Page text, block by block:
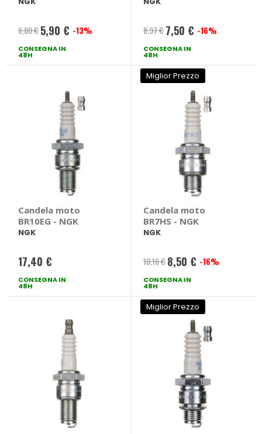
6,80 € Prezzo
speciale
5,90 € -13%
CONSEGNA IN
48H
8,97 € Prezzo
speciale
7,50 € -16%
CONSEGNA IN
48H
Candela moto
BR10EG - NGK
NGK
17,40 €
CONSEGNA IN
48H
Miglior Prezzo
Candela moto
BR7HS - NGK
NGK
10,16 € Prezzo
speciale
8,50 € -16%
CONSEGNA IN
48H
Miglior Prezzo